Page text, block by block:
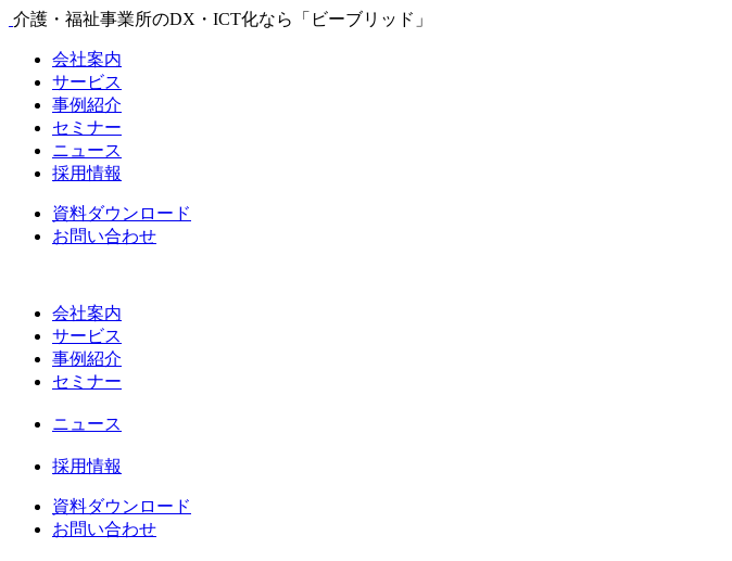
介護・福祉事業所のDX・ICT化なら「ビーブリッド」
会社案内
サービス
事例紹介
セミナー
ニュース
採用情報
資料ダウンロード
お問い合わせ
会社案内
サービス
事例紹介
セミナー
ニュース
採用情報
資料ダウンロード
お問い合わせ